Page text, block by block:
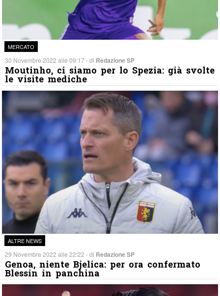
MERCATO
30 Novembre 2022 alle 09:17 - di Redazione SP
Moutinho, ci siamo per lo Spezia: già svolte
le visite mediche
ALTRE NEWS
29 Novembre 2022 alle 22:22 - di Redazione SP
Genoa, niente Bjelica: per ora confermato
Blessin in panchina